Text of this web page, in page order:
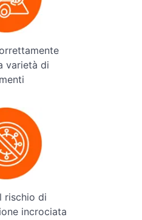
varietà di
rischio di
incrociata